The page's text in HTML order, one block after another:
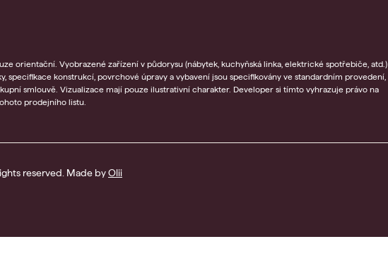
orientační. Vyobrazené zařízení v půdorysu (nábytek, kuchyňská linka, elektrické spotřebiče, atd.)
specifikace konstrukcí, povrchové úpravy a vybavení jsou specifikovány ve standardním provedení,
smlouvě. Vizualizace mají pouze ilustrativní charakter. Developer si tímto vyhrazuje právo na
prodejního listu.
reserved. Made byOlii